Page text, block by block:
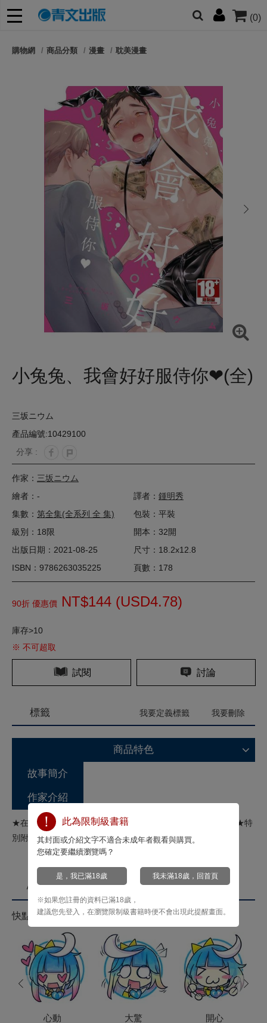
(0)
朋友們，提高警覺！
購物網 商品分類 漫畫 耽美漫畫
next
小兔兔、我會好好服侍你❤(全)
三坂ニウム
產品編號:10429100
分享 :
作家： 三坂ニウム
繪者：-
譯者： 鍾明秀
集數： 第全集(全系列 全 集)
包裝：平裝
級別：18限
開本：32開
出版日期：2021-08-25
尺寸：18.2x12.8
ISBN：9786263035225
頁數：178
90折 優惠價 NT$144 (USD4.78)
庫存>10
※ 不可超取
試閱 討論
標籤 我要定義標籤 我要刪除
商品特色
故事簡介
作家介紹
★在猛男ＰＵＢ兔兔俱樂部玩成人遊戲!! 多金同志Ｘ直男兔兔★特
別附錄：雙面典藏卡２張
心情投票
快點來按心情投票拿菁點！
心動
大驚
開心
prev next
此為限制級書籍
其封面或介紹文字不適合未成年者觀看與購買。
您確定要繼續瀏覽嗎？
是，我已滿18歲 我未滿18歲，回首頁
※如果您註冊的資料已滿18歲，
建議您先登入，在瀏覽限制級書籍時便不會出現此提醒畫面。